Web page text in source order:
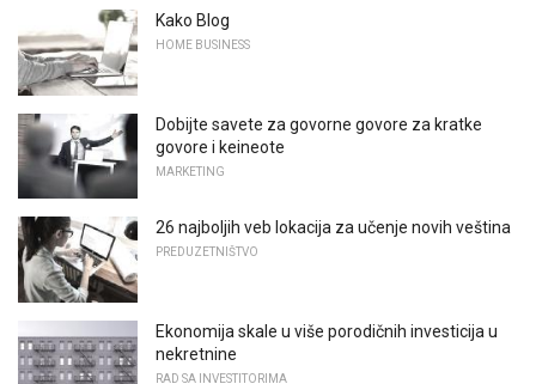
Kako Blog
HOME BUSINESS
Dobijte savete za govorne govore za kratke
govore i keineote
MARKETING
26 najboljih veb lokacija za učenje novih veština
PREDUZETNIŠTVO
Ekonomija skale u više porodičnih investicija u
nekretnine
RAD SA INVESTITORIMA